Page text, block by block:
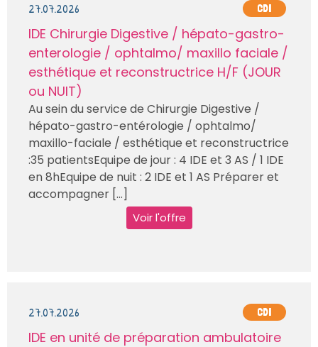
27.07.2026 CDI
IDE Chirurgie Digestive / hépato-gastro-
enterologie / ophtalmo/ maxillo faciale /
esthétique et reconstructrice H/F (JOUR
ou NUIT)
Au sein du service de Chirurgie Digestive /
hépato-gastro-entérologie / ophtalmo/
maxillo-faciale / esthétique et reconstructrice
:35 patientsEquipe de jour : 4 IDE et 3 AS / 1 IDE
en 8hEquipe de nuit : 2 IDE et 1 AS Préparer et
accompagner [...]
Voir l'offre
27.07.2026 CDI
IDE en unité de préparation ambulatoire